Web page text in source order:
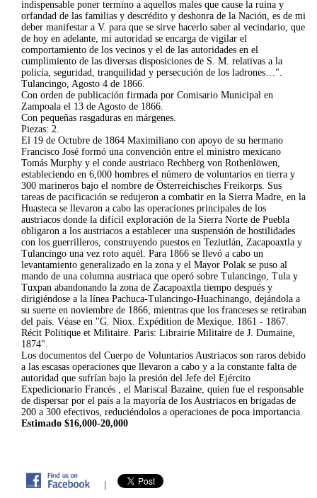
indispensable poner termino a aquellos males que cause la ruina y
orfandad de las familias y descrédito y deshonra de la Nación, es de mi
deber manifestar a V. para que se sirve hacerlo saber al vecindario, que
de hoy en adelante, mi autoridad se encarga de vigilar el
comportamiento de los vecinos y el de las autoridades en el
cumplimiento de las diversas disposiciones de S. M. relativas a la
policía, seguridad, tranquilidad y persecución de los ladrones…".
Tulancingo, Agosto 4 de 1866.
Con orden de publicación firmada por Comisario Municipal en
Zampoala el 13 de Agosto de 1866.
Con pequeñas rasgaduras en márgenes.
Piezas: 2.
El 19 de Octubre de 1864 Maximiliano con apoyo de su hermano
Francisco José formó una convención entre el ministro mexicano
Tomás Murphy y el conde austriaco Rechberg von Rothenlöwen,
estableciendo en 6,000 hombres el número de voluntarios en tierra y
300 marineros bajo el nombre de Österreichisches Freikorps. Sus
tareas de pacificación se redujeron a combatir en la Sierra Madre, en la
Huasteca se llevaron a cabo las operaciones principales de los
austriacos donde la difícil exploración de la Sierra Norte de Puebla
obligaron a los austriacos a establecer una suspensión de hostilidades
con los guerrilleros, construyendo puestos en Teziutlán, Zacapoaxtla y
Tulancingo una vez roto aquél. Para 1866 se llevó a cabo un
levantamiento generalizado en la zona y el Mayor Polak se puso al
mando de una columna austriaca que operó sobre Tulancingo, Tula y
Tuxpan abandonando la zona de Zacapoaxtla tiempo después y
dirigiéndose a la línea Pachuca-Tulancingo-Huachinango, dejándola a
su suerte en noviembre de 1866, mientras que los franceses se retiraban
del país. Véase en "G. Niox. Expédition de Mexique. 1861 - 1867.
Récit Politique et Militaire. Paris: Librairie Militaire de J. Dumaine,
1874".
Los documentos del Cuerpo de Voluntarios Austriacos son raros debido
a las escasas operaciones que llevaron a cabo y a la constante falta de
autoridad que sufrían bajo la presión del Jefe del Ejército
Expedicionario Francés , el Mariscal Bazaine, quien fue el responsable
de dispersar por el país a la mayoría de los Austriacos en brigadas de
200 a 300 efectivos, reduciéndolos a operaciones de poca importancia.
Estimado $16,000-20,000
|